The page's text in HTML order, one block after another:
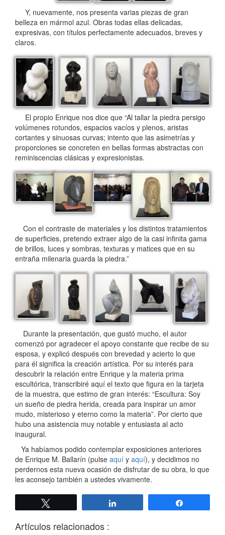
Y, nuevamente, nos presenta varias piezas de gran
belleza en mármol azul. Obras todas ellas delicadas,
expresivas, con títulos perfectamente adecuados, breves y
claros.
El propio Enrique nos dice que “Al tallar la piedra persigo
volúmenes rotundos, espacios vacíos y plenos, aristas
cortantes y sinuosas curvas; intento que las asimetrías y
proporciones se concreten en bellas formas abstractas con
reminiscencias clásicas y expresionistas.
Con el contraste de materiales y los distintos tratamientos
de superficies, pretendo extraer algo de la casi infinita gama
de brillos, luces y sombras, texturas y matices que en su
entraña milenaria guarda la piedra.”
Durante la presentación, que gustó mucho, el autor
comenzó por agradecer el apoyo constante que recibe de su
esposa, y explicó después con brevedad y acierto lo que
para él significa la creación artística. Por su interés para
descubrir la relación entre Enrique y la materia prima
escultórica, transcribiré aquí el texto que figura en la tarjeta
de la muestra, que estimo de gran interés: “Escultura: Soy
un sueño de piedra herida, creada para inspirar un amor
mudo, misterioso y eterno como la materia”. Por cierto que
hubo una asistencia muy notable y entusiasta al acto
inaugural.
Ya habíamos podido contemplar exposiciones anteriores
de Enrique M. Ballarín (pulse aquí y aquí), y decidimos no
perdernos esta nueva ocasión de disfrutar de su obra, lo que
les aconsejo también a ustedes vivamente.
Artículos relacionados :